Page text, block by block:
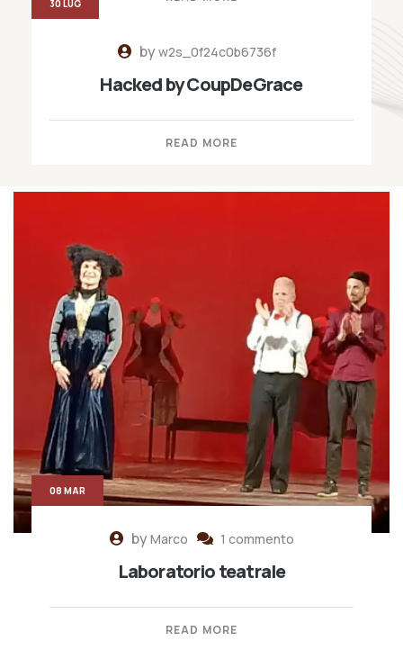
byw2s_0f24c0b6736f
Hacked by CoupDeGrace
READ MORE
30 LUG
byMarco 1 commento
Laboratorio teatrale
READ MORE
08 MAR